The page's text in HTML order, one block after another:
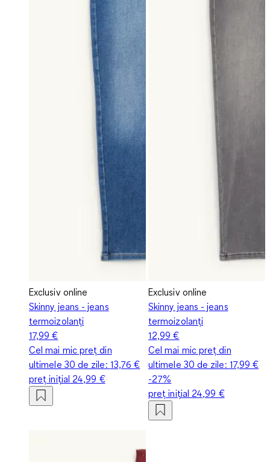
Exclusiv online
Skinny jeans - jeans
termoizolanți
17,99 €
Cel mai mic preț din
ultimele 30 de zile: 13,76 €
preț inițial 24,99 €
Exclusiv online
Skinny jeans - jeans
termoizolanți
12,99 €
Cel mai mic preț din
ultimele 30 de zile: 17,99 €
-27%
preț inițial 24,99 €